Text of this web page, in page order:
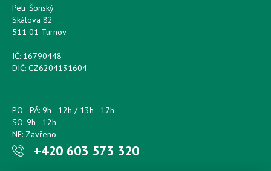
Petr Šonský
Skálova 82
511 01 Turnov
IČ: 16790448
DIČ: CZ6204131604
PO - PÁ: 9h - 12h / 13h - 17h
SO: 9h - 12h
NE: Zavřeno
+420 603 573 320